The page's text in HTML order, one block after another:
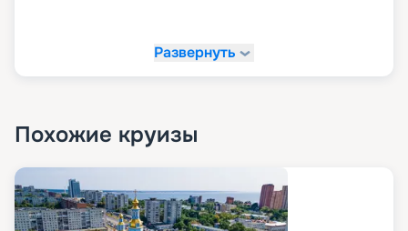
Развернуть
Похожие круизы